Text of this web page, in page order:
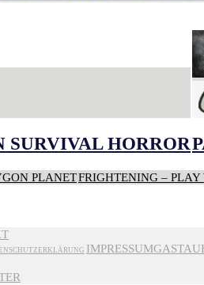
SURVIVAL HORROR
PLANETFRIGHTENING –
IMPRESSUM